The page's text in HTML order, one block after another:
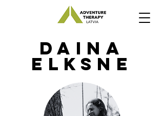
DAINA
ELKSNE